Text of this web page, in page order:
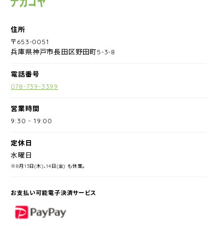
住所
〒653-0051
兵庫県神戸市長田区野田町5-3-8
電話番号
078-739-3399
営業時間
9:30 -19:00
定休日
水曜日
※8月13日(木)、14日(金) も休業。
お支払い可能電子決済サービス
PayPay